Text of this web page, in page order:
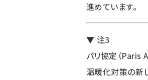
進めています。
▼ 注3
パリ協定（Paris
温暖化対策の新